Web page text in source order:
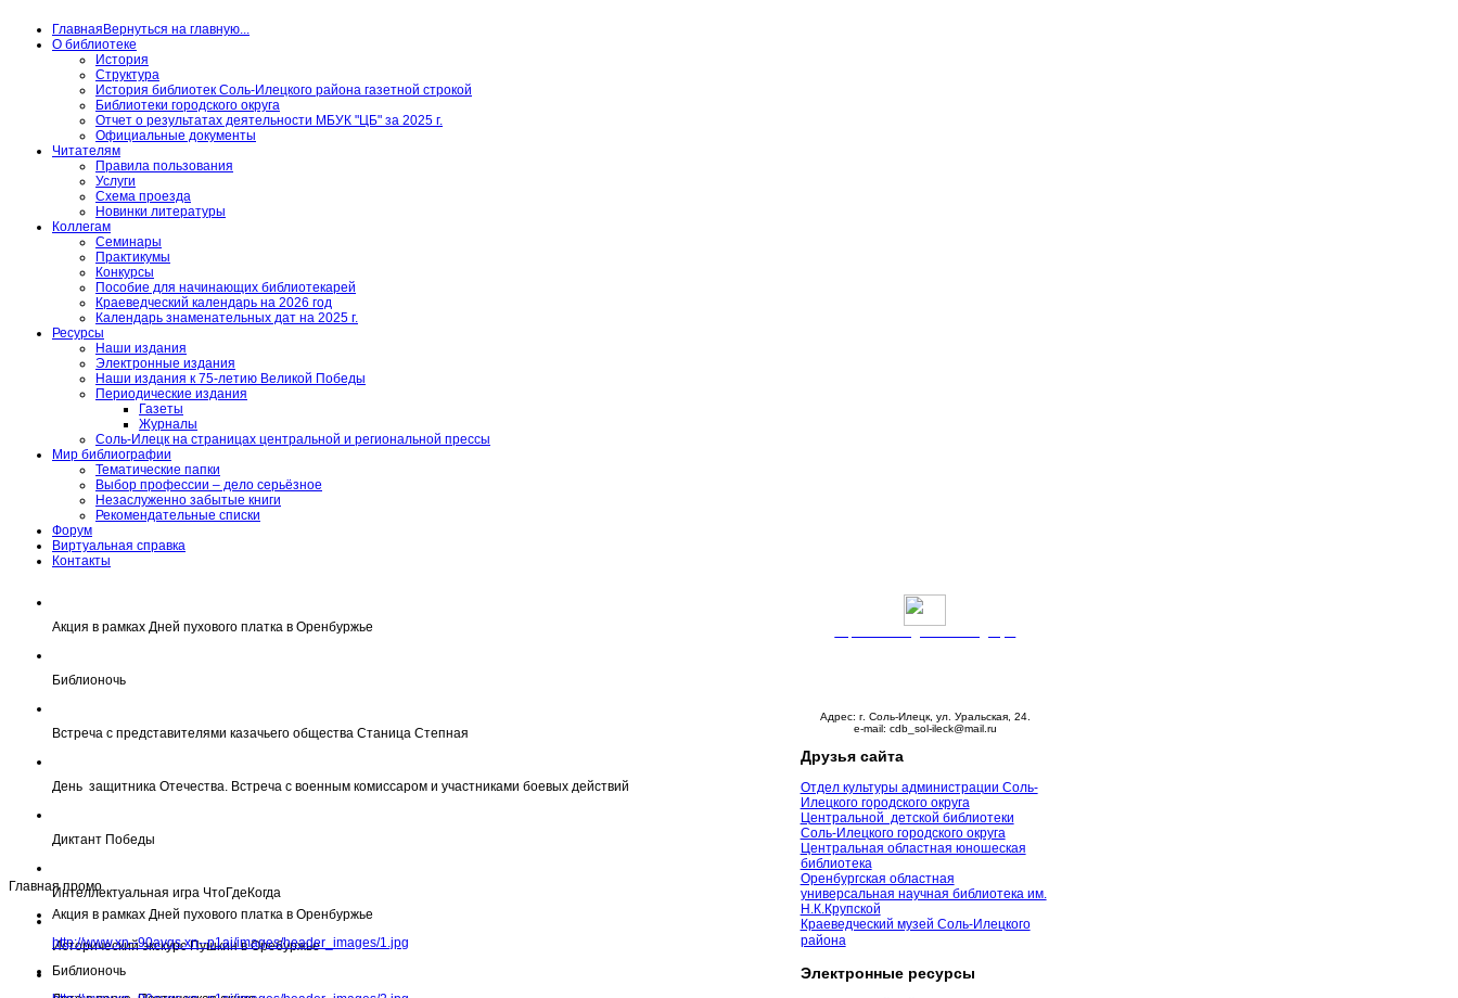
Главная Вернуться на главную...
О библиотеке
История
Структура
История библиотек Соль-Илецкого района газетной строкой
Библиотеки городского округа
Отчет о результатах деятельности МБУК "ЦБ" за 2025 г.
Официальные документы
Читателям
Правила пользования
Услуги
Схема проезда
Новинки литературы
Коллегам
Семинары
Практикумы
Конкурсы
Пособие для начинающих библиотекарей
Краеведческий календарь на 2026 год
Календарь знаменательных дат на 2025 г.
Ресурсы
Наши издания
Электронные издания
Наши издания к 75-летию Великой Победы
Периодические издания
Газеты
Журналы
Соль-Илецк на страницах центральной и региональной прессы
Мир библиографии
Тематические папки
Выбор профессии – дело серьёзное
Незаслуженно забытые книги
Рекомендательные списки
Форум
Виртуальная справка
Контакты
Акция в рамках Дней пухового платка в Оренбуржье
Библионочь
Встреча с представителями казачьего общества Станица Степная
День защитника Отечества. Встреча с военным комиссаром и участниками боевых действий
Диктант Победы
Интеллектуальная игра ЧтоГдеКогда
Исторический экскурс Пушкин в Оребуржье
Главная промо
Акция в рамках Дней пухового платка в Оренбуржье
http://www.xn--90avqs.xn--p1ai/images/header_images/1.jpg
Библионочь
Адрес: г. Соль-Илецк, ул. Уральская, 24.
e-mail: cdb_sol-ileck@mail.ru
Друзья сайта
Отдел культуры администрации Соль-
Илецкого городского округа
Центральной детской библиотеки
Соль-Илецкого городского округа
Центральная областная юношеская
библиотека
Оренбургская областная
универсальная научная библиотека им.
Н.К.Крупской
Краеведческий музей Соль-Илецкого
района
Электронные ресурсы